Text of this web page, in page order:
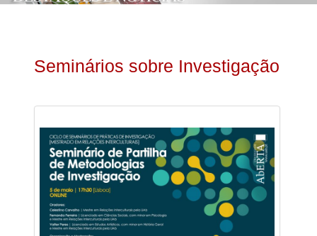
Seminários sobre Investigação